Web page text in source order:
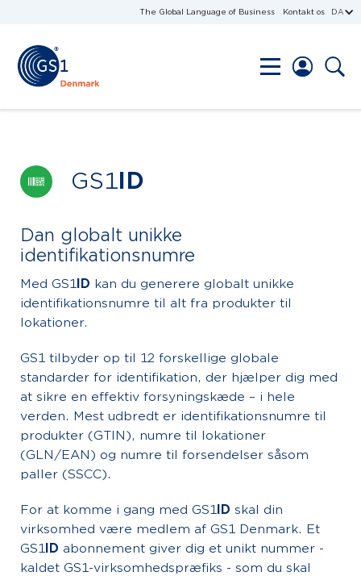
The Global Language of Business Kontakt os DA
GS1ID
Dan globalt unikke
identifikationsnumre
Med GS1ID kan du generere globalt unikke
identifikationsnumre til alt fra produkter til
lokationer.
GS1 tilbyder op til 12 forskellige globale
standarder for identifikation, der hjælper dig med
at sikre en effektiv forsyningskæde – i hele
verden. Mest udbredt er identifikationsnumre til
produkter (GTIN), numre til lokationer
(GLN/EAN) og numre til forsendelser såsom
paller (SSCC).
For at komme i gang med GS1ID skal din
virksomhed være medlem af GS1 Denmark. Et
GS1ID abonnement giver dig et unikt nummer -
kaldet GS1-virksomhedspræfiks - som du skal